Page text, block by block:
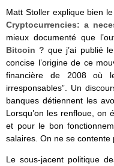
Matt Stoller explique bien
Cryptocurrencies: a
mieux documenté que
Bitcoin ? que j’ai publié
concise l’origine de ce
financière de 2008 où
irresponsables”. Un
banques détiennent les
Lorsqu’on les renfloue, on
et pour le bon
salaires. On ne se contente
Le sous-jacent politique